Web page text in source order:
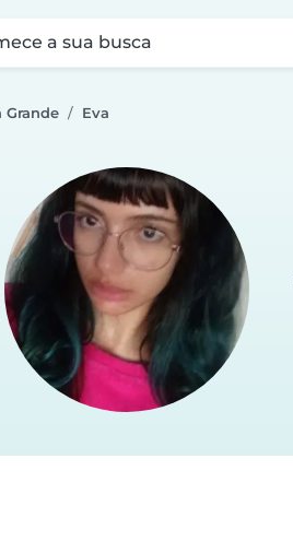
a sua busca
Grande Eva